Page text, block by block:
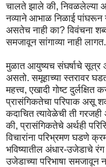
चालते झाले की, निवळलेल्या
नव्याने आभाळ निळाई
असतेच नाही का? विवंचना
समजावून सांगाव्या नाही लागत.
मुळात आयुष्यच संघर्षाचे सूत्र
असतो. समूहाच्या स्तरावर
महत्त्व, एखादी गोष्ट दुर्लक्षित
प्रासंगिकतेचा परिपाक असू
कदाचित त्यावेळेची ती
की, प्रासंगिकतेचे अर्थही
विचारांना परिभ्रमण घडणे
भविष्यातील अंधार-उजेडाचे रंग
उजेडाच्या परिभाषा समजावून